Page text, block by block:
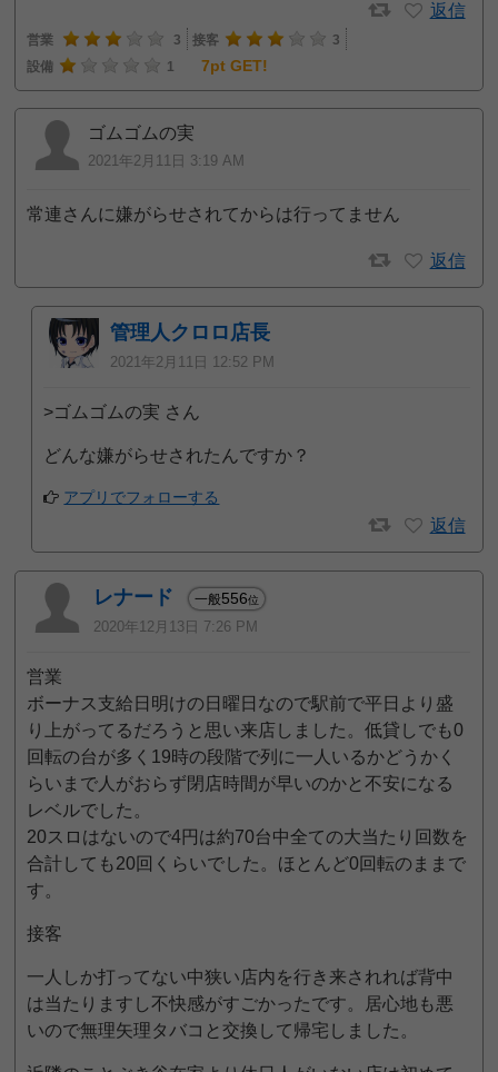
返信
営業 3 接客
3
設備
1 7pt GET!
ゴムゴムの実
2021年2月11日 3:19 AM
常連さんに嫌がらせされてからは行ってません
返信
管理人クロロ店長
2021年2月11日 12:52 PM
>ゴムゴムの実 さん
どんな嫌がらせされたんですか？
アプリでフォローする
返信
レナード 一般556位
2020年12月13日 7:26 PM
営業
ボーナス支給日明けの日曜日なので駅前で平日より盛
り上がってるだろうと思い来店しました。低貸しでも0
回転の台が多く19時の段階で列に一人いるかどうかく
らいまで人がおらず閉店時間が早いのかと不安になる
レベルでした。
20スロはないので4円は約70台中全ての大当たり回数を
合計しても20回くらいでした。ほとんど0回転のままで
す。
接客
一人しか打ってない中狭い店内を行き来されれば背中
は当たりますし不快感がすごかったです。居心地も悪
いので無理矢理タバコと交換して帰宅しました。